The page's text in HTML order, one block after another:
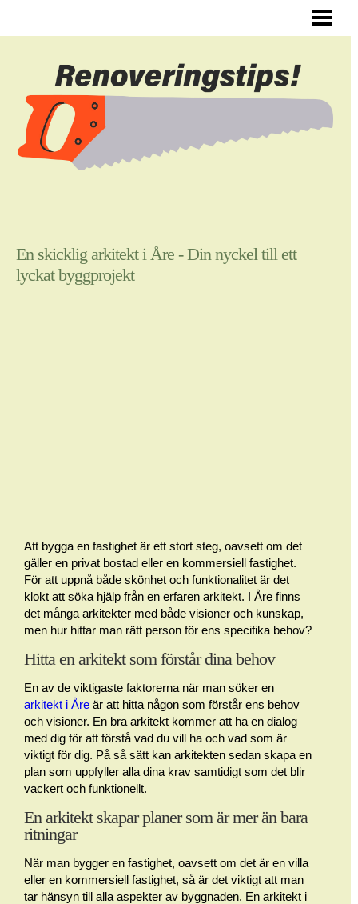
RENOVERA DIN HALL
RENOVERA SJÄLV
BLOGG
En skicklig arkitekt i Åre - Din nyckel till ett
lyckat byggprojekt
Att bygga en fastighet är ett stort steg, oavsett om det
gäller en privat bostad eller en kommersiell fastighet.
För att uppnå både skönhet och funktionalitet är det
klokt att söka hjälp från en erfaren arkitekt. I Åre finns
det många arkitekter med både visioner och kunskap,
men hur hittar man rätt person för ens specifika behov?
Hitta en arkitekt som förstår dina behov
En av de viktigaste faktorerna när man söker en
arkitekt i Åre är att hitta någon som förstår ens behov
och visioner. En bra arkitekt kommer att ha en dialog
med dig för att förstå vad du vill ha och vad som är
viktigt för dig. På så sätt kan arkitekten sedan skapa en
plan som uppfyller alla dina krav samtidigt som det blir
vackert och funktionellt.
En arkitekt skapar planer som är mer än bara
ritningar
När man bygger en fastighet, oavsett om det är en villa
eller en kommersiell fastighet, så är det viktigt att man
tar hänsyn till alla aspekter av byggnaden. En arkitekt i